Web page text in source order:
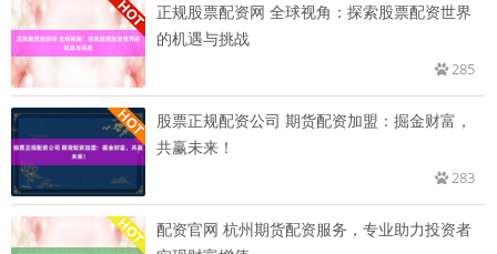
正规股票配资网 全球视角：探索股票配资世界
的机遇与挑战
285
股票正规配资公司 期货配资加盟：掘金财富，
共赢未来！
283
配资官网 杭州期货配资服务，专业助力投资者